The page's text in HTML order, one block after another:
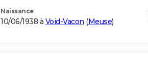
Naissance
10/06/1938 à Void-Vacon (Meuse)